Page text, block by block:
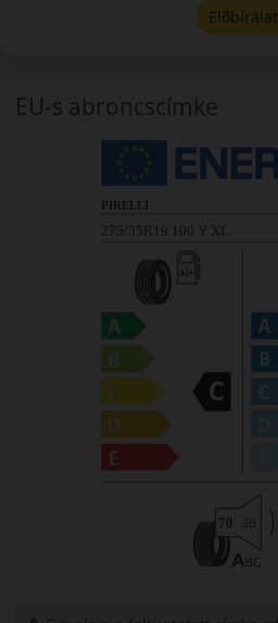
Előbírálat
EU-s abroncscímke